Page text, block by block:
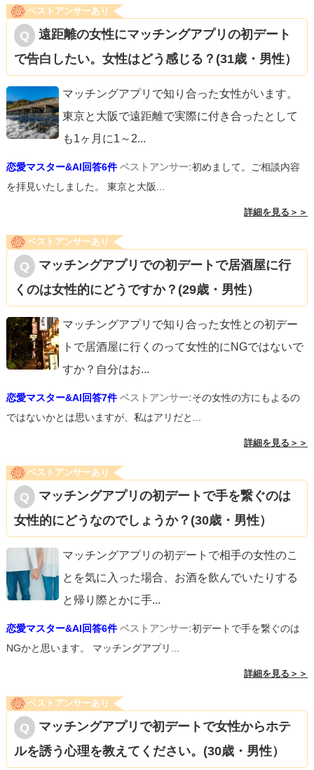
ベストアンサーあり
遠距離の女性にマッチングアプリの初デート
で告白したい。女性はどう感じる？(31歳・男性）
マッチングアプリで知り合った女性がいます。
東京と大阪で遠距離で実際に付き合ったとして
も1ヶ月に1～2...
恋愛マスター&AI回答6件 ベストアンサー:初めまして。ご相談内容
を拝見いたしました。 東京と大阪...
詳細を見る＞＞
ベストアンサーあり
マッチングアプリでの初デートで居酒屋に行
くのは女性的にどうですか？(29歳・男性）
マッチングアプリで知り合った女性との初デー
トで居酒屋に行くのって女性的にNGではないで
すか？自分はお...
恋愛マスター&AI回答7件 ベストアンサー:その女性の方にもよるの
ではないかとは思いますが、私はアリだと...
詳細を見る＞＞
ベストアンサーあり
マッチングアプリの初デートで手を繋ぐのは
女性的にどうなのでしょうか？(30歳・男性）
マッチングアプリの初デートで相手の女性のこ
とを気に入った場合、お酒を飲んでいたりする
と帰り際とかに手...
恋愛マスター&AI回答6件 ベストアンサー:初デートで手を繋ぐのは
NGかと思います。 マッチングアプリ...
詳細を見る＞＞
ベストアンサーあり
マッチングアプリで初デートで女性からホテ
ルを誘う心理を教えてください。(30歳・男性）